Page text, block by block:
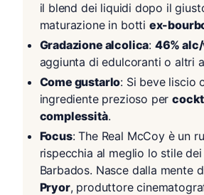
il blend dei liquidi dopo il
maturazione in botti ex-
Gradazione alcolica: 46%
aggiunta di edulcoranti o altri
Come gustarlo: Si beve liscio
ingrediente prezioso per
complessità.
Focus: The Real McCoy è un
rispecchia al meglio lo stile
Barbados. Nasce dalla mente
Pryor, produttore